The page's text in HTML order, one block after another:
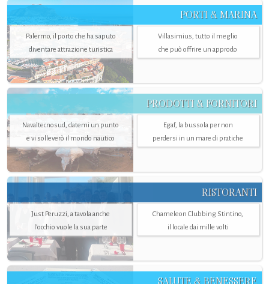
PORTI & MARINA
Palermo, il porto che ha saputo
diventare attrazione turistica
Villasimius, tutto il meglio
che può offrire un approdo
PRODOTTI & FORNITORI
Navaltecnosud, datemi un punto
e vi solleverò il mondo nautico
Egaf, la bussola per non
perdersi in un mare di pratiche
RISTORANTI
Just Peruzzi, a tavola anche
l’occhio vuole la sua parte
Chameleon Clubbing Stintino,
il locale dai mille volti
SALUTE & BENESSERE